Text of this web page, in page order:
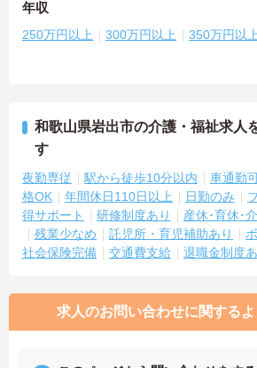
年収
250万円以上 300万円以上 350万円以上
和歌山県岩出市の介護・福祉求人
す
夜勤専従 駅から徒歩10分以内 車通勤
格OK
年間休日110日以上 日勤のみ
得サポート
研修制度あり
産休･育休･
残業少なめ
託児所・育児補助あり
社会保険完備
交通費支給 退職金制度
求人のお問い合わせに関する